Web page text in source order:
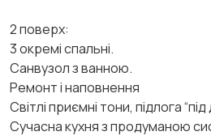
2 поверх:
3 окремі спальні.
Санвузол з ванною.
Ремонт і наповнення
Світлі приємні тони, підлога
Сучасна кухня з продуманою